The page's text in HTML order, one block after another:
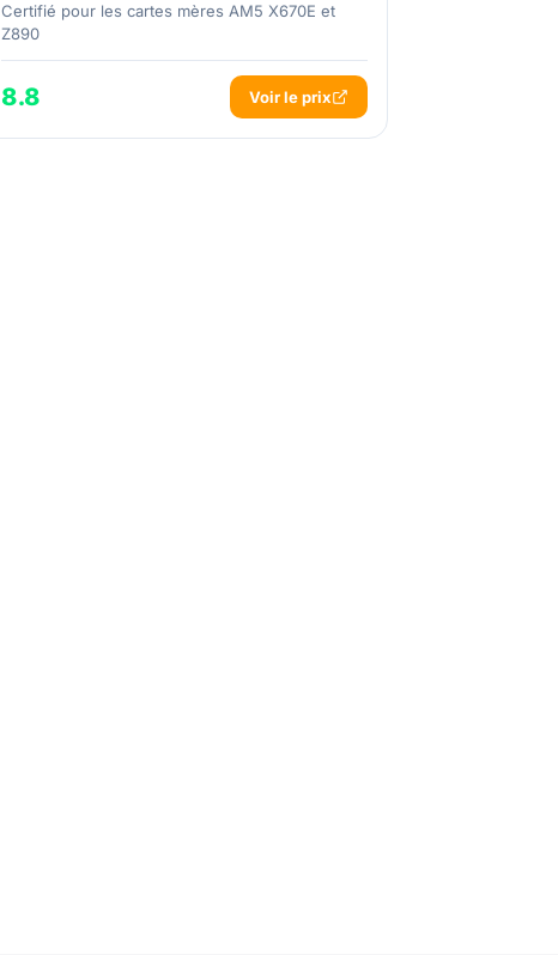
Certifié pour les cartes mères AM5 X670E et
Z890
8.8 Voir le prix